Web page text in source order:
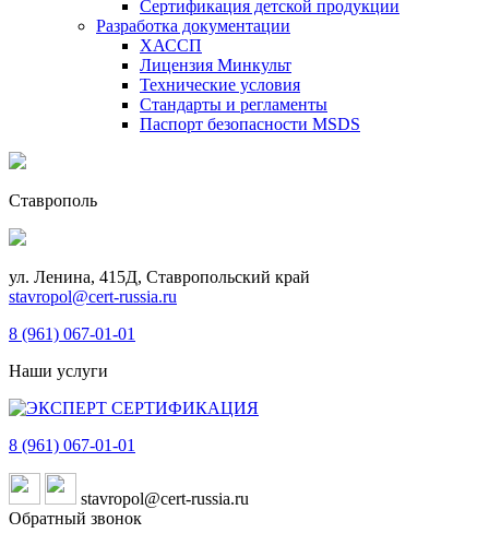
Сертификация детской продукции
Разработка документации
ХАССП
Лицензия Минкульт
Технические условия
Стандарты и регламенты
Паспорт безопасности MSDS
Ставрополь
ул. Ленина, 415Д, Ставропольский край
stavropol@cert-russia.ru
8 (961) 067-01-01
Наши услуги
8 (961) 067-01-01
stavropol@cert-russia.ru
Обратный звонок